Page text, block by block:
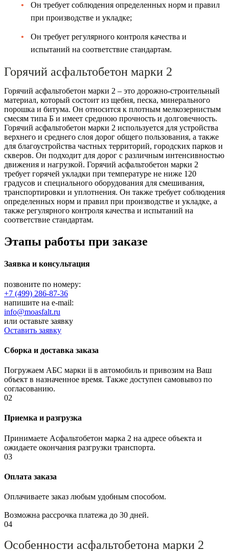
Он требует соблюдения определенных норм и правил
при производстве и укладке;
Он требует регулярного контроля качества и
испытаний на соответствие стандартам.
Горячий асфальтобетон марки 2
Горячий асфальтобетон марки 2 – это дорожно-строительный
материал, который состоит из щебня, песка, минерального
порошка и битума. Он относится к плотным мелкозернистым
смесям типа Б и имеет среднюю прочность и долговечность.
Горячий асфальтобетон марки 2 используется для устройства
верхнего и среднего слоя дорог общего пользования, а также
для благоустройства частных территорий, городских парков и
скверов. Он подходит для дорог с различным интенсивностью
движения и нагрузкой. Горячий асфальтобетон марки 2
требует горячей укладки при температуре не ниже 120
градусов и специального оборудования для смешивания,
транспортировки и уплотнения. Он также требует соблюдения
определенных норм и правил при производстве и укладке, а
также регулярного контроля качества и испытаний на
соответствие стандартам.
Этапы работы при заказе
Заявка и консультация
позвоните по номеру:
+7 (499) 286-87-36
напишите на e-mail:
info@moasfalt.ru
или оставьте заявку
Оставить заявку
Сборка и доставка заказа
Погружаем АБС марки ii в автомобиль и привозим на Ваш
объект в назначенное время. Также доступен самовывоз по
согласованию.
02
Приемка и разгрузка
Принимаете Асфальтобетон марка 2 на адресе объекта и
ожидаете окончания разгрузки транспорта.
03
Оплата заказа
Оплачиваете заказ любым удобным способом.
Возможна рассрочка платежа до 30 дней.
04
Особенности асфальтобетона марки 2